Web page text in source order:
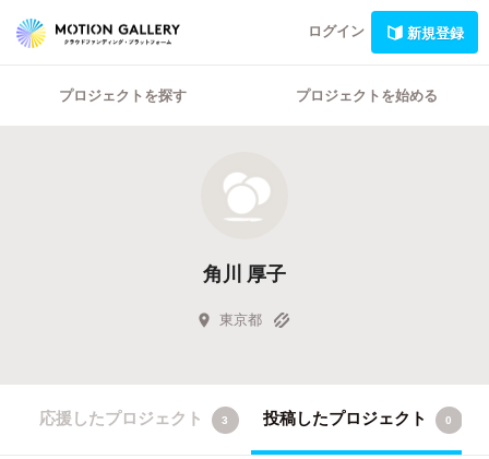
ログイン 新規登録
プロジェクトを探す プロジェクトを始める
角川 厚子
東京都
応援したプロジェクト 3 投稿したプロジェクト 0